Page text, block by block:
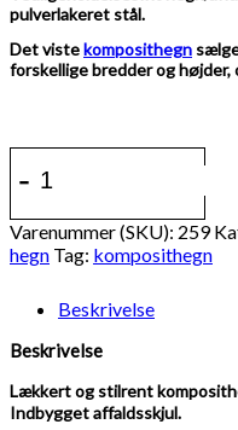
pulverlakeret stål.
Det vistekomposithegn
forskellige bredder og højder,
- -
gråsort
træstruktur,
pulverlakerede
og
u-
skinner
antal
Varenummer (SKU): 259
hegn Tag: komposithegn
Beskrivelse
Beskrivelse
Lækkert og stilrent
Indbygget affaldsskjul.